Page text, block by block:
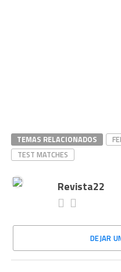
TEMAS RELACIONADOS
TEST MATCHES
Revista22
DEJAR